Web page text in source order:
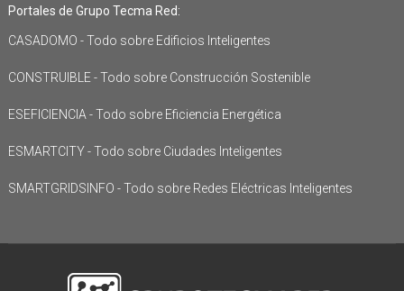
Portales de Grupo Tecma Red:
CASADOMO - Todo sobre Edificios Inteligentes
CONSTRUIBLE - Todo sobre Construcción Sostenible
ESEFICIENCIA - Todo sobre Eficiencia Energética
ESMARTCITY - Todo sobre Ciudades Inteligentes
SMARTGRIDSINFO - Todo sobre Redes Eléctricas Inteligentes